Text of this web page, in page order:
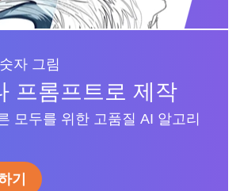
자 그림
프롬프트로 제작
모두를 위한 고품질 AI 알고리
기